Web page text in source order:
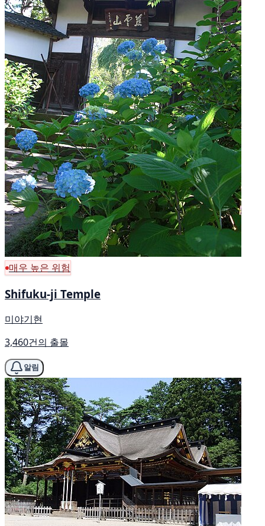
매우 높은 위험
Shifuku-ji Temple
미야기현
3,460건의 출몰
알림